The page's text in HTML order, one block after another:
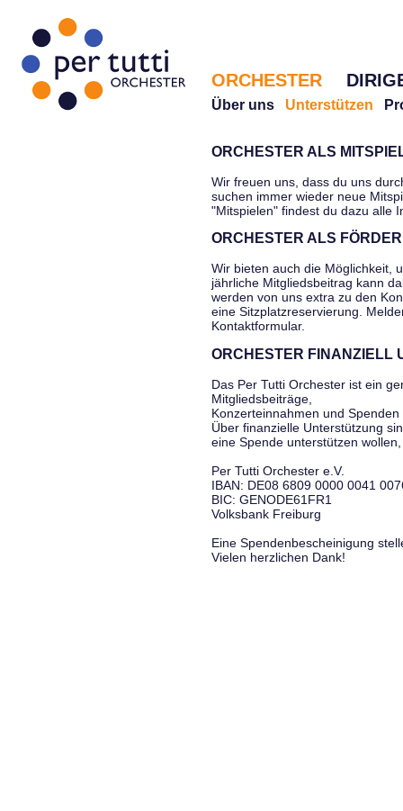
ORCHESTER
Über uns Unterstützen
ORCHESTER ALS
Wir freuen uns, dass du uns
suchen immer wieder neue
"Mitspielen" findest du dazu alle
ORCHESTER ALS
Wir bieten auch die Möglichkeit,
jährliche Mitgliedsbeitrag kann
werden von uns extra zu den
eine Sitzplatzreservierung.
Kontaktformular.
ORCHESTER FINANZIELL
Das Per Tutti Orchester ist ein
Mitgliedsbeiträge,
Konzerteinnahmen und
Über finanzielle Unterstützung
eine Spende unterstützen
Per Tutti Orchester e.V.
IBAN: DE08 6809 0000 0041
BIC: GENODE61FR1
Volksbank Freiburg
Eine Spendenbescheinigung
Vielen herzlichen Dank!